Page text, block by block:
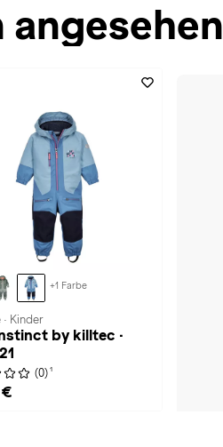
angesehen
+1 Farbe
Kinder
by killtec ·
(0) 1
€